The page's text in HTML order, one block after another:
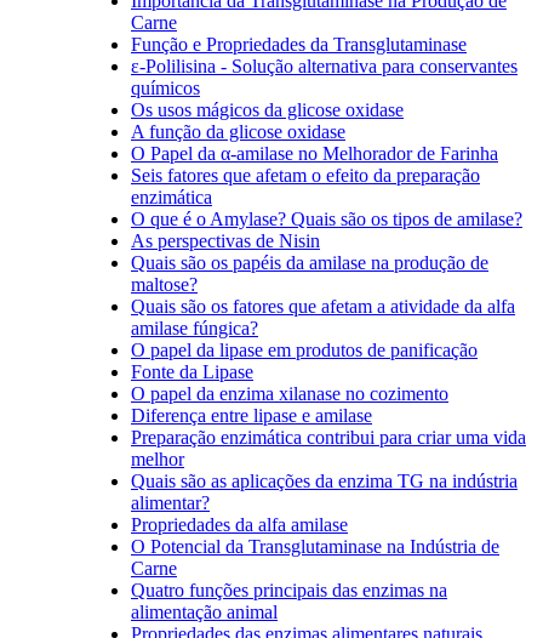
Carne
Função e Propriedades da Transglutaminase
ε-Polilisina - Solução alternativa para conservantes
químicos
Os usos mágicos da glicose oxidase
A função da glicose oxidase
O Papel da α-amilase no Melhorador de Farinha
Seis fatores que afetam o efeito da preparação
enzimática
O que é o Amylase? Quais são os tipos de amilase?
As perspectivas de Nisin
Quais são os papéis da amilase na produção de
maltose?
Quais são os fatores que afetam a atividade da alfa
amilase fúngica?
O papel da lipase em produtos de panificação
Fonte da Lipase
O papel da enzima xilanase no cozimento
Diferença entre lipase e amilase
Preparação enzimática contribui para criar uma vida
melhor
Quais são as aplicações da enzima TG na indústria
alimentar?
Propriedades da alfa amilase
O Potencial da Transglutaminase na Indústria de
Carne
Quatro funções principais das enzimas na
alimentação animal